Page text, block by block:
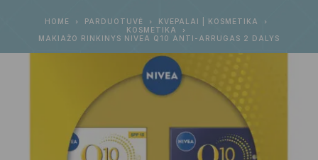
HOME PARDUOTUVĖ
KVEPALAI | KOSMETIKA
KOSMETIKA
MAKIAŽO RINKINYS NIVEA Q10 ANTI-ARRUGAS 2 DALYS